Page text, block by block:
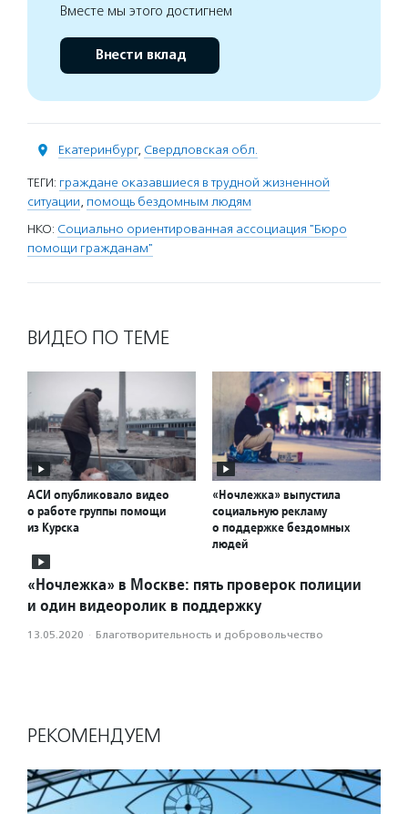
Вместе мы этого достигнем
Внести вклад
Екатеринбург, Свердловская обл.
ТЕГИ: граждане оказавшиеся в трудной жизненной
ситуации, помощь бездомным людям
НКО: Социально ориентированная ассоциация "Бюро
помощи гражданам"
ВИДЕО ПО ТЕМЕ
АСИ опубликовало видео
о работе группы помощи
из Курска
«Ночлежка» выпустила
социальную рекламу
о поддержке бездомных
людей
«Ночлежка» в Москве: пять проверок полиции
и один видеоролик в поддержку
13.05.2020 · Благотвори­тель­ность и доброволь­чест­во
РЕКОМЕНДУЕМ